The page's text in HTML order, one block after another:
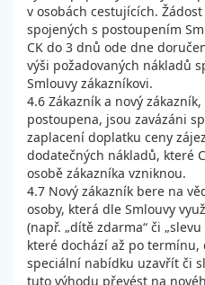
v osobách cestujících.
spojených s postoupením
CK do 3 dnů ode dne
výši požadovaných nákladů
Smlouvy zákazníkovi.
4.6 Zákazník a nový
postoupena, jsou zavázáni
zaplacení doplatku ceny
dodatečných nákladů, které
osobě zákazníka vzniknou.
4.7 Nový zákazník bere na
osoby, která dle Smlouvy
(např. „dítě zdarma“ či
které dochází až po
speciální nabídku uzavřít či
tuto výhodu převést na